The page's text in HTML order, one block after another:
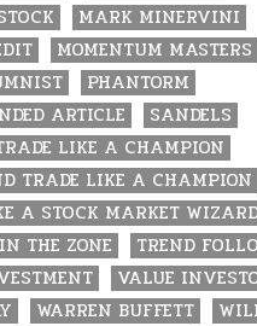
MARK MINERVINI
MOMENTUM MASTERS
PHANTORM
ARTICLE
SANDELS
LIKE A CHAMPION
TRADE LIKE A CHAMPION
A STOCK MARKET
THE ZONE
TREND
VALUE
WARREN BUFFETT